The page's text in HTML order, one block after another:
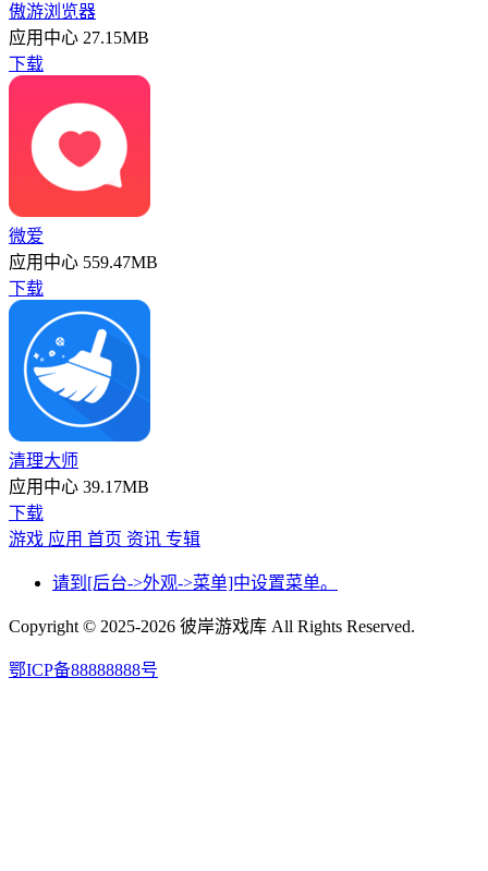
傲游浏览器
应用中心 27.15MB
下载
微爱
应用中心 559.47MB
下载
清理大师
应用中心 39.17MB
下载
游戏 应用 首页 资讯 专辑
请到[后台->外观->菜单]中设置菜单。
Copyright © 2025-2026 彼岸游戏库 All Rights Reserved.
鄂ICP备88888888号